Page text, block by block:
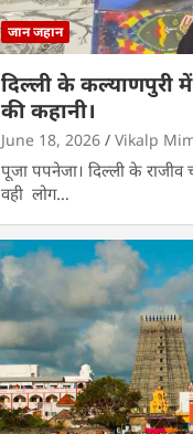
जान जहान
दिल्ली के कल्याणपुरी
की कहानी।
June 18, 2026 Vikalp
पूजा पपनेजा। दिल्ली के
वही लोग…